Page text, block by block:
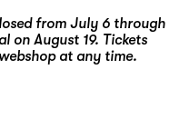
from July 6 through
on August 19. Tickets
webshopat any time.